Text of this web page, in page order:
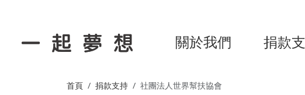
關於我們 捐款
首頁 捐款支持 社團法人世界幫扶協會